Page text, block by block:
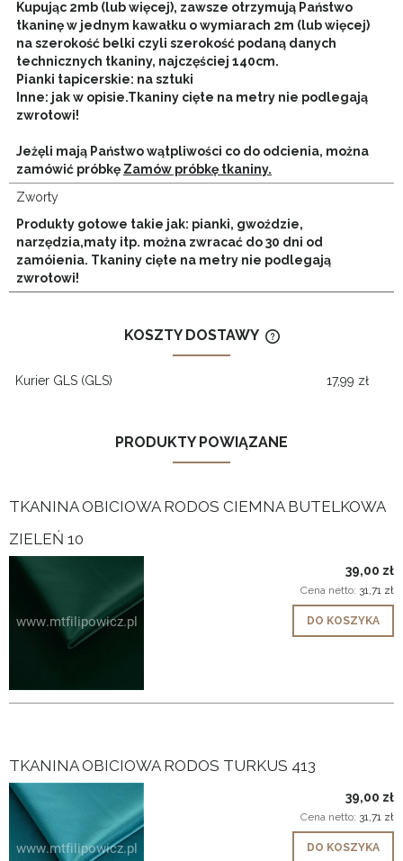
Kupując 2mb (lub więcej), zawsze otrzymują Państwo
tkaninę w jednym kawałku o wymiarach 2m (lub więcej)
na szerokość belki czyli szerokość podaną danych
technicznych tkaniny, najczęściej 140cm.
Pianki tapicerskie: na sztuki
Inne: jak w opisie.Tkaniny cięte na metry nie podlegają
zwrotowi!
Jeżęli mają Państwo wątpliwości co do odcienia, można
zamówić próbkę Zamów próbkę tkaniny.
Zworty
Produkty gotowe takie jak: pianki, gwoździe,
narzędzia,maty itp. można zwracać do 30 dni od
zamóienia. Tkaniny cięte na metry nie podlegają
zwrotowi!
KOSZTY DOSTAWY
Kurier GLS (GLS) 17,99 zł
PRODUKTY POWIĄZANE
TKANINA OBICIOWA RODOS CIEMNA BUTELKOWA
ZIELEŃ 10
39,00 zł
Cena netto: 31,71 zł
DO KOSZYKA
TKANINA OBICIOWA RODOS TURKUS 413
39,00 zł
Cena netto: 31,71 zł
DO KOSZYKA